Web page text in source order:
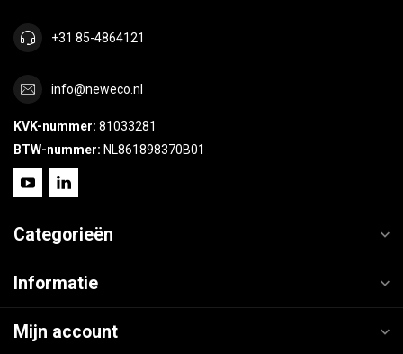
+31 85-4864121
info@neweco.nl
KVK-nummer: 81033281
BTW-nummer: NL861898370B01
Categorieën
Informatie
Mijn account